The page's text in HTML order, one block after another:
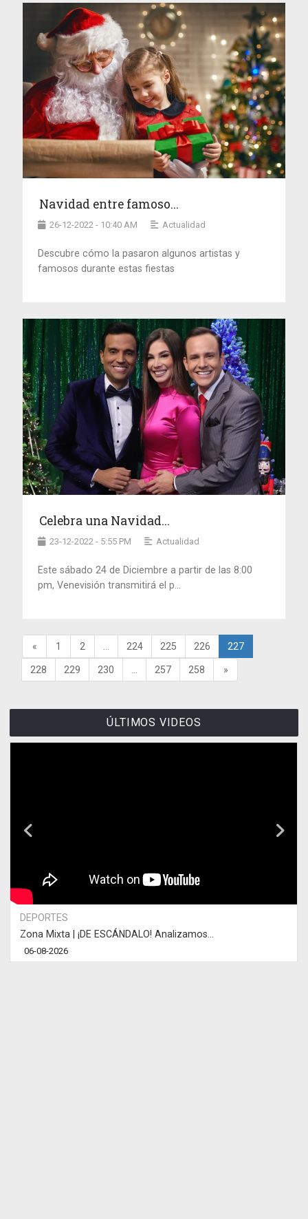
Navidad entre famoso...
26-12-2022 - 10:40 AM Actualidad
Descubre cómo la pasaron algunos artistas y
famosos durante estas fiestas
Celebra una Navidad...
23-12-2022 - 5:55 PM Actualidad
Este sábado 24 de Diciembre a partir de las 8:00
pm, Venevisión transmitirá el p...
« 1 2 224 225 226 227
228 229 230 257 258 »
ÚLTIMOS VIDEOS
DEPORTES
Zona Mixta | ¡DE ESCÁNDALO! Analizamos...
06-08-2026